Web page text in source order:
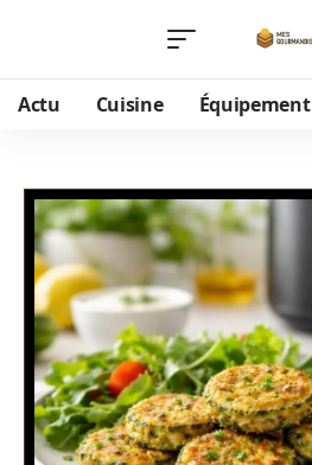
Actu Cuisine Équipement